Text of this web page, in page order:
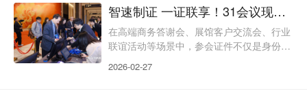
智速制证 一证联享！31会议现场制证点亮商务答谢会参会体验
在高端商务答谢会、展馆客户交流会、行业
联谊活动等场景中，参会证件不仅是身份核
彰显主办方专业服务能力的关键载体。传统
2026-02-27